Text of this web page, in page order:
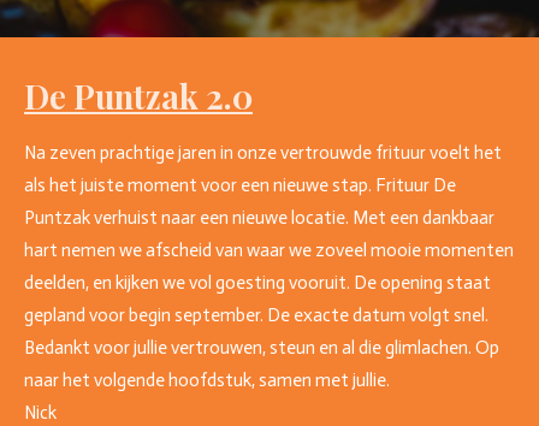
De Puntzak 2.0
Na zeven prachtige jaren in onze vertrouwde frituur voelt het
als het juiste moment voor een nieuwe stap. Frituur De
Puntzak verhuist naar een nieuwe locatie. Met een dankbaar
hart nemen we afscheid van waar we zoveel mooie momenten
deelden, en kijken we vol goesting vooruit. De opening staat
gepland voor begin september. De exacte datum volgt snel.
Bedankt voor jullie vertrouwen, steun en al die glimlachen. Op
naar het volgende hoofdstuk, samen met jullie.
Nick